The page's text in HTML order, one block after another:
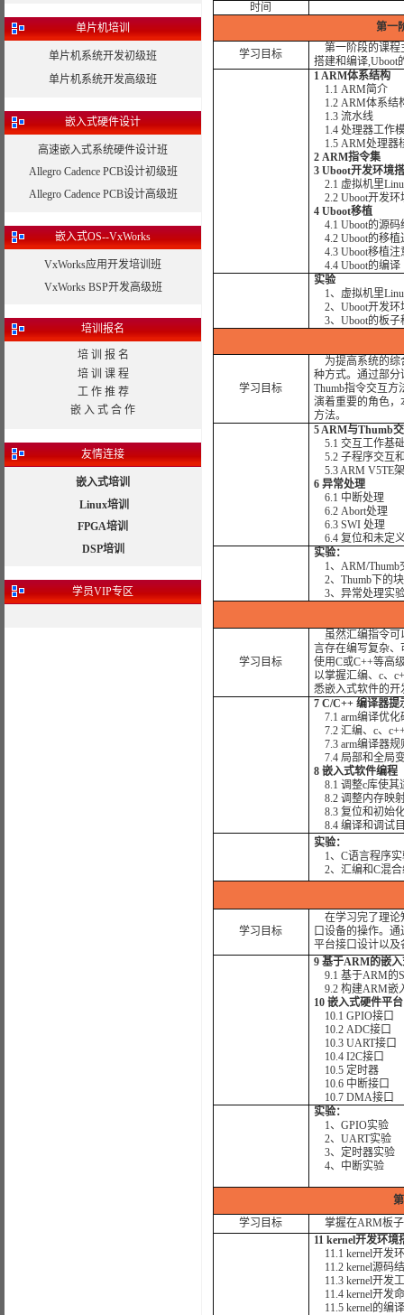
单片机培训
单片机系统开发初级班
单片机系统开发高级班
嵌入式硬件设计
高速嵌入式系统硬件设计班
Allegro Cadence PCB设计初级班
Allegro Cadence PCB设计高级班
嵌入式OS--VxWorks
VxWorks应用开发培训班
VxWorks BSP开发高级班
培训报名
培 训 报 名
培 训 课 程
工 作 推 荐
嵌 入 式 合 作
友情连接
嵌入式培训
Linux培训
FPGA培训
DSP培训
学员VIP专区
时间
第一
学习目标
第一阶段的课程
搭建和编译,Uboot
1 ARM体系结构
1.1 ARM简介
1.2 ARM体系结
1.3 流水线
1.4 处理器工作
1.5 ARM处理器
2 ARM指令集
3 Uboot开发环境
2.1 虚拟机里
2.2 Uboot开发环
4 Uboot移植
4.1 Uboot的源码
4.2 Uboot的移植
4.3 Uboot移植注
4.4 Uboot的编译
实验
1、虚拟机里
2、Uboot开发环
3、Uboot的板子
学习目标
为提高系统的综
种方式。通过部分
Thumb指令交互方
演着重要的角色
方法。
5 ARM与Thumb
5.1 交互工作基
5.2 子程序交互和
5.3 ARM V5TE
6 异常处理
6.1 中断处理
6.2 Abort处理
6.3 SWI 处理
6.4 复位和未定
实验：
1、ARM/Thumb
2、Thumb下的
3、异常处理实
学习目标
虽然汇编指令可
言存在编写复杂
使用C或C++等高
以掌握汇编、c、
悉嵌入式软件的开
7 C/C++ 编译器提
7.1 arm编译优化
7.2 汇编、c、
7.3 arm编译器规
7.4 局部和全局
8 嵌入式软件编程
8.1 调整c库使其
8.2 调整内存映
8.3 复位和初始
8.4 编译和调试
实验：
1、C语言程序实
2、汇编和C混合
学习目标
在学习完了理论
口设备的操作。
平台接口设计以及
9 基于ARM的嵌
9.1 基于ARM的
9.2 构建ARM嵌
10 嵌入式硬件平
10.1 GPIO接口
10.2 ADC接口
10.3 UART接口
10.4 I2C接口
10.5 定时器
10.6 中断接口
10.7 DMA接口
实验：
1、GPIO实验
2、UART实验
3、定时器实验
4、中断实验
学习目标
掌握在ARM板子
11 kernel开发环
11.1 kernel开发
11.2 kernel源码
11.3 kernel开发
11.4 kernel开发
11.5 kernel的编